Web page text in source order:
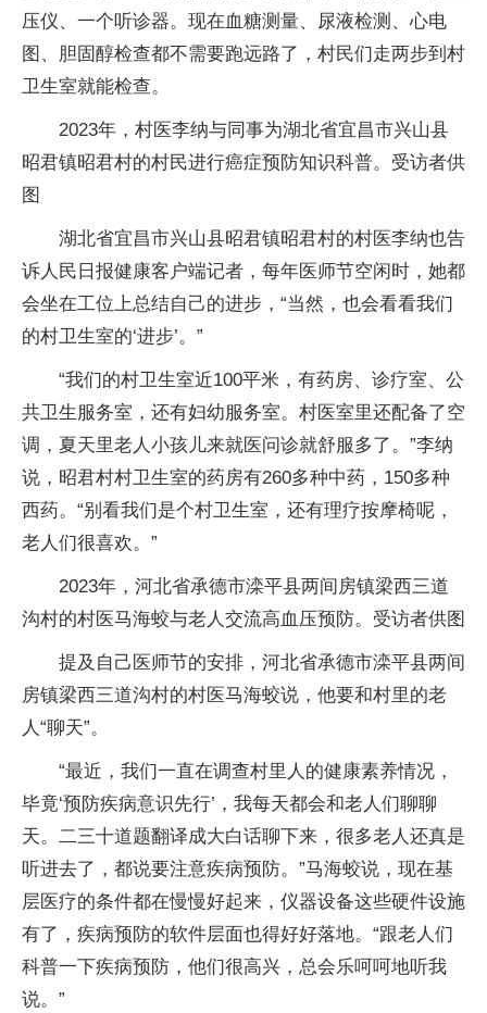
压仪、一个听诊器。现在血糖测量、尿液检测、心电
图、胆固醇检查都不需要跑远路了，村民们走两步到村
卫生室就能检查。
2023年，村医李纳与同事为湖北省宜昌市兴山县
昭君镇昭君村的村民进行癌症预防知识科普。受访者供
图
湖北省宜昌市兴山县昭君镇昭君村的村医李纳也告
诉人民日报健康客户端记者，每年医师节空闲时，她都
会坐在工位上总结自己的进步，“当然，也会看看我们
的村卫生室的‘进步’。”
“我们的村卫生室近100平米，有药房、诊疗室、公
共卫生服务室，还有妇幼服务室。村医室里还配备了空
调，夏天里老人小孩儿来就医问诊就舒服多了。”李纳
说，昭君村村卫生室的药房有260多种中药，150多种
西药。“别看我们是个村卫生室，还有理疗按摩椅呢，
老人们很喜欢。”
2023年，河北省承德市滦平县两间房镇梁西三道
沟村的村医马海蛟与老人交流高血压预防。受访者供图
提及自己医师节的安排，河北省承德市滦平县两间
房镇梁西三道沟村的村医马海蛟说，他要和村里的老
人“聊天”。
“最近，我们一直在调查村里人的健康素养情况，
毕竟‘预防疾病意识先行’，我每天都会和老人们聊聊
天。二三十道题翻译成大白话聊下来，很多老人还真是
听进去了，都说要注意疾病预防。”马海蛟说，现在基
层医疗的条件都在慢慢好起来，仪器设备这些硬件设施
有了，疾病预防的软件层面也得好好落地。“跟老人们
科普一下疾病预防，他们很高兴，总会乐呵呵地听我
说。”